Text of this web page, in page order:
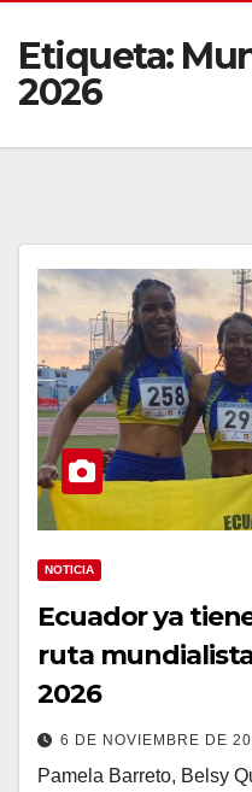
Etiqueta:
2026
NOTICIA
Ecuador ya
ruta
2026
6 DE NOVIEMBRE DE
Pamela Barreto, Belsy